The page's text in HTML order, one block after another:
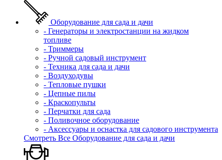
Оборудование для сада и дачи
- Генераторы и электростанции на жидком
топливе
- Триммеры
- Ручной садовый инструмент
- Техника для сада и дачи
- Воздуходувы
- Тепловые пушки
- Цепные пилы
- Краскопульты
- Перчатки для сада
- Поливочное оборудование
- Аксессуары и оснастка для садового инструмента
Смотреть Все Оборудование для сада и дачи